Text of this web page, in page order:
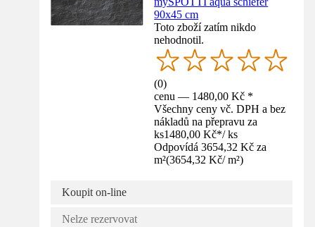
90x45 cm
Toto zboží zatím nikdo
nehodnotil.
(0)
cenu — 1480,00 Kč *
Všechny ceny vč. DPH a bez
nákladů na přepravu za
ks1480,00 Kč*/ ks
Odpovídá 3654,32 Kč za
m²(3654,32 Kč/ m²)
Koupit on-line
Nelze rezervovat